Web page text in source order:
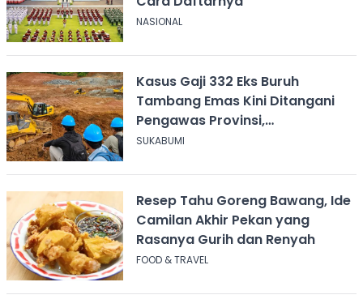
NASIONAL
Kasus Gaji 332 Eks Buruh
Tambang Emas Kini Ditangani
Pengawas Provinsi,
Disnakertrans Sukabumi Terus
SUKABUMI
Resep Tahu Goreng Bawang, Ide
Camilan Akhir Pekan yang
Rasanya Gurih dan Renyah
FOOD & TRAVEL